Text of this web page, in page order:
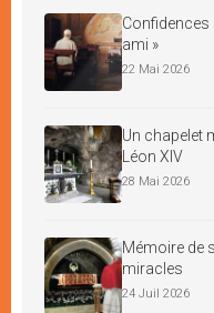
Confidences
ami »
22 Mai 2026
Un chapelet
Léon XIV
28 Mai 2026
Mémoire de
miracles
24 Juil 2026